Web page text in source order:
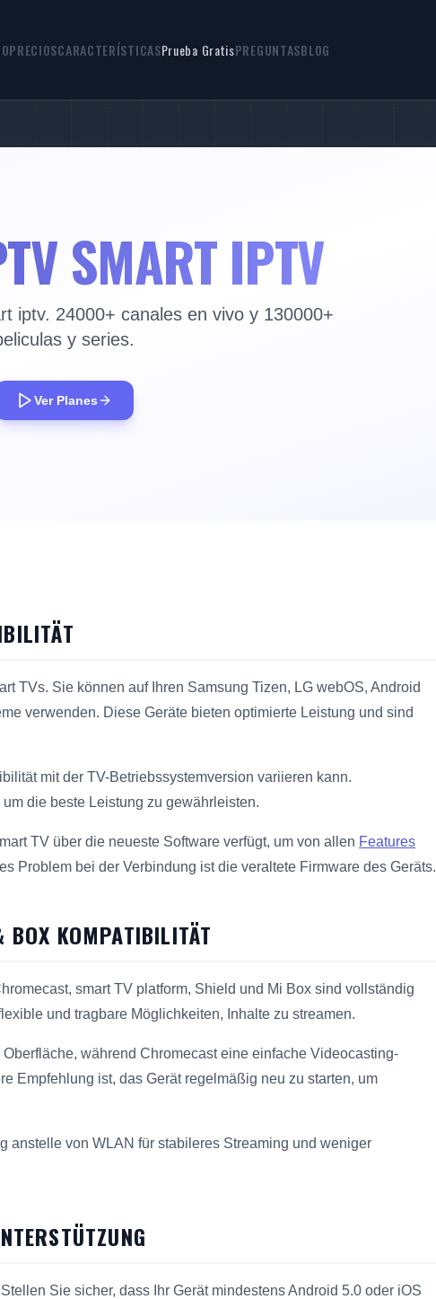
PRECIOSCARACTERÍSTICASPrueba GratisPREGUNTASBLOG
SMART IPTV
iptv. 24000+ canales en vivo y 130000+
y series.
Ver Planes
TVs. Sie können auf Ihren Samsung Tizen, LG webOS, Android
verwenden. Diese Geräte bieten optimierte Leistung und sind
mit der TV-Betriebssystemversion variieren kann.
die beste Leistung zu gewährleisten.
TV über die neueste Software verfügt, um von allen Features
Problem bei der Verbindung ist die veraltete Firmware des Geräts.
KOMPATIBILITÄT
smart TV platform, Shield und Mi Box sind vollständig
und tragbare Möglichkeiten, Inhalte zu streamen.
während Chromecast eine einfache Videocasting-
Empfehlung ist, das Gerät regelmäßig neu zu starten, um
anstelle von WLAN für stabileres Streaming und weniger
Sie sicher, dass Ihr Gerät mindestens Android 5.0 oder iOS